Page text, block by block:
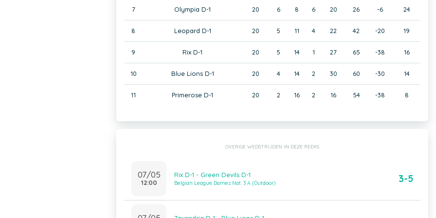
7 Olympia D-1 20 6 8 6 20 26 -6 24
8 Leopard D-1 20 5 11 4 22 42 -20 19
9 Rix D-1 20 5 14 1 27 65 -38 16
10 Blue Lions D-1 20 4 14 2 30 60 -30 14
11 Primerose D-1 20 2 16 2 16 54 -38 8
OVERIGE WEDSTRIJDEN IN DEZE REEKS
07/05
12:00
Rix D-1 - Green Devils D-1
Belgian League Dames Nat. 3 A (Outdoor) 3-5